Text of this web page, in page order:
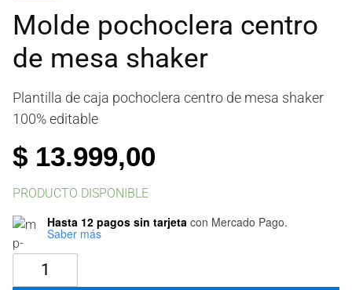
Molde pochoclera centro
de mesa shaker
Plantilla de caja pochoclera centro de mesa shaker
100% editable
$ 13.999,00
PRODUCTO DISPONIBLE
Hasta 12 pagos sin tarjeta con Mercado Pago.
Saber más
Molde
pochoclera